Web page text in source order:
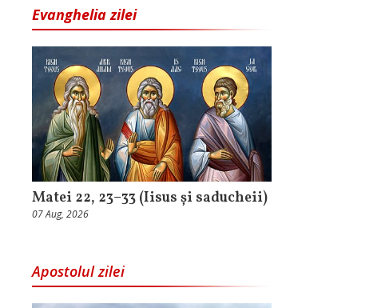
Evanghelia zilei
Matei 22, 23–33 (Iisus și saducheii)
07 Aug, 2026
Apostolul zilei